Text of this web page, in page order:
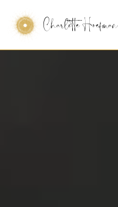
Charlotte Hoefman